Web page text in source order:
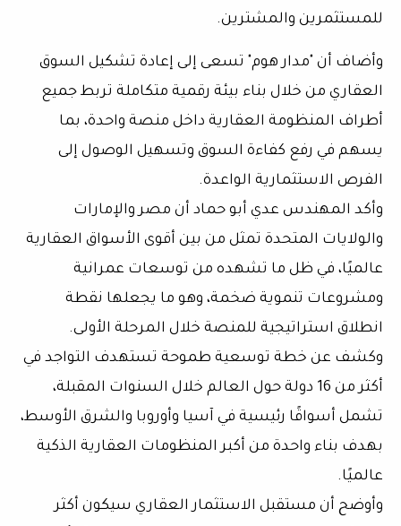
للمستثمرين والمشترين.
وأضاف أن "مدار هوم" تسعى إلى إعادة تشكيل السوق
العقاري من خلال بناء بيئة رقمية متكاملة تربط جميع
أطراف المنظومة العقارية داخل منصة واحدة، بما
يسهم في رفع كفاءة السوق وتسهيل الوصول إلى
الفرص الاستثمارية الواعدة.
وأكد المهندس عدي أبو حماد أن مصر والإمارات
والولايات المتحدة تمثل من بين أقوى الأسواق العقارية
عالميًا، في ظل ما تشهده من توسعات عمرانية
ومشروعات تنموية ضخمة، وهو ما يجعلها نقطة
انطلاق استراتيجية للمنصة خلال المرحلة الأولى.
وكشف عن خطة توسعية طموحة تستهدف التواجد في
أكثر من 16 دولة حول العالم خلال السنوات المقبلة،
تشمل أسواقًا رئيسية في آسيا وأوروبا والشرق الأوسط،
بهدف بناء واحدة من أكبر المنظومات العقارية الذكية
عالميًا.
وأوضح أن مستقبل الاستثمار العقاري سيكون أكثر